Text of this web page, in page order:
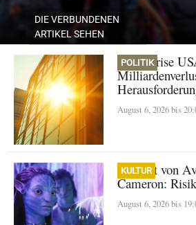
DIE VERBUNDENEN
ARTIKEL SEHEN
POLITIK
Klimakrise
August 6, 2026 bis
KULTUR
Zukunft von
Cameron:
August 6, 2026 bis